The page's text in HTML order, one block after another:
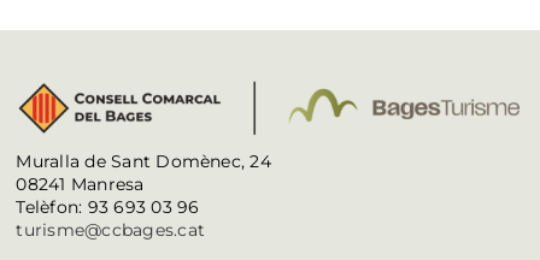
Muralla de Sant Domènec, 24
08241 Manresa
Telèfon: 93 693 03 96
turisme@ccbages.cat